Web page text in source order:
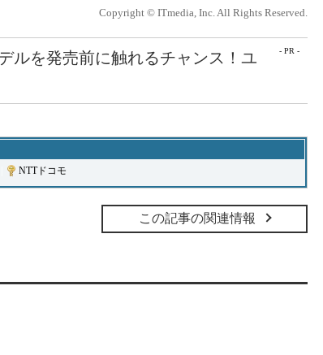
Copyright © ITmedia, Inc. All Rights Reserved.
- PR -
ルを発売前に触れるチャンス！ユ
NTTドコモ
この記事の関連情報